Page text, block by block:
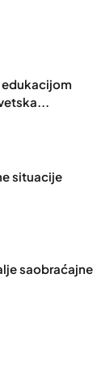
situacije
saobraćajne